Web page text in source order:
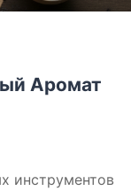
Аромат
инструментов